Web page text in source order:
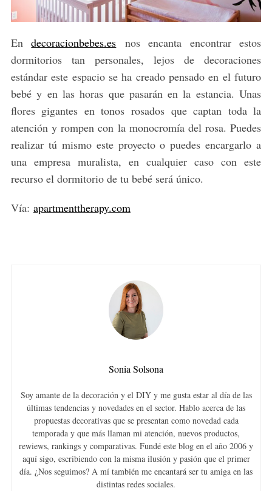
Endecoracionbebes.es nos encanta encontrar estos
dormitorios tan personales, lejos de decoraciones
estándar este espacio se ha creado pensado en el futuro
bebé y en las horas que pasarán en la estancia. Unas
flores gigantes en tonos rosados que captan toda la
atención y rompen con la monocromía del rosa. Puedes
realizar tú mismo este proyecto o puedes encargarlo a
una empresa muralista, en cualquier caso con este
recurso el dormitorio de tu bebé será único.
Vía: apartmenttherapy.com
Sonia Solsona
Soy amante de la decoración y el DIY y me gusta estar al día de las
últimas tendencias y novedades en el sector. Hablo acerca de las
propuestas decorativas que se presentan como novedad cada
temporada y que más llaman mi atención, nuevos productos,
rewiews, rankings y comparativas. Fundé este blog en el año 2006 y
aquí sigo, escribiendo con la misma ilusión y pasión que el primer
día. ¿Nos seguimos? A mí también me encantará ser tu amiga en las
distintas redes sociales.
: